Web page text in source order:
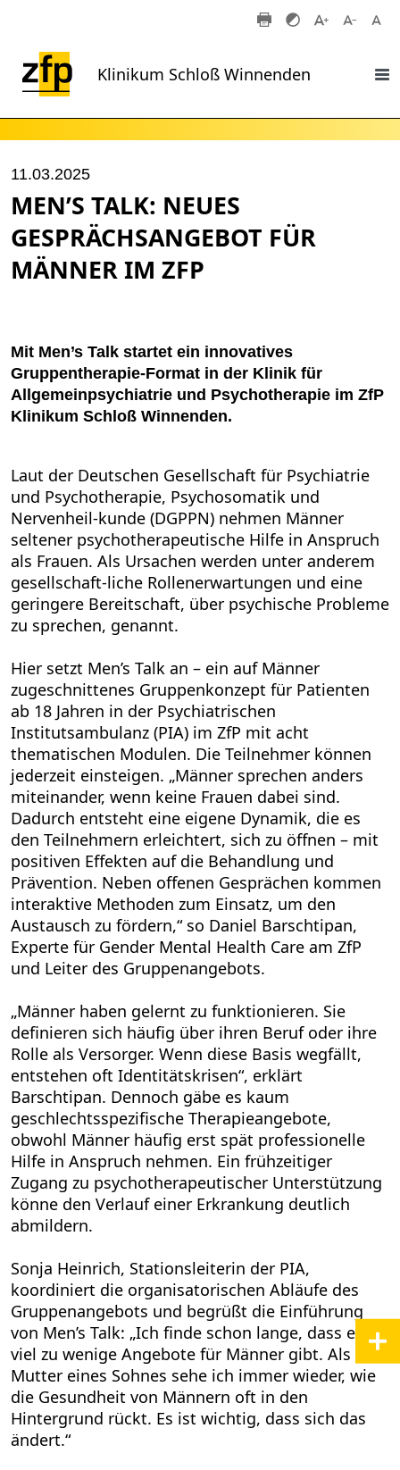
Klinikum Schloß Winnenden
11.03.2025
MEN’S TALK: NEUES
GESPRÄCHSANGEBOT FÜR
MÄNNER IM ZFP
Mit Men’s Talk startet ein innovatives
Gruppentherapie-Format in der Klinik für
Allgemeinpsychiatrie und Psychotherapie im ZfP
Klinikum Schloß Winnenden.
Laut der Deutschen Gesellschaft für Psychiatrie
und Psychotherapie, Psychosomatik und
Nervenheil-kunde (DGPPN) nehmen Männer
seltener psychotherapeutische Hilfe in Anspruch
als Frauen. Als Ursachen werden unter anderem
gesellschaft-liche Rollenerwartungen und eine
geringere Bereitschaft, über psychische Probleme
zu sprechen, genannt.
Hier setzt Men’s Talk an – ein auf Männer
zugeschnittenes Gruppenkonzept für Patienten
ab 18 Jahren in der Psychiatrischen
Institutsambulanz (PIA) im ZfP mit acht
thematischen Modulen. Die Teilnehmer können
jederzeit einsteigen. „Männer sprechen anders
miteinander, wenn keine Frauen dabei sind.
Dadurch entsteht eine eigene Dynamik, die es
den Teilnehmern erleichtert, sich zu öffnen – mit
positiven Effekten auf die Behandlung und
Prävention. Neben offenen Gesprächen kommen
interaktive Methoden zum Einsatz, um den
Austausch zu fördern,“ so Daniel Barschtipan,
Experte für Gender Mental Health Care am ZfP
und Leiter des Gruppenangebots.
„Männer haben gelernt zu funktionieren. Sie
definieren sich häufig über ihren Beruf oder ihre
Rolle als Versorger. Wenn diese Basis wegfällt,
entstehen oft Identitätskrisen“, erklärt
Barschtipan. Dennoch gäbe es kaum
geschlechtsspezifische Therapieangebote,
obwohl Männer häufig erst spät professionelle
Hilfe in Anspruch nehmen. Ein frühzeitiger
Zugang zu psychotherapeutischer Unterstützung
könne den Verlauf einer Erkrankung deutlich
abmildern.
Sonja Heinrich, Stationsleiterin der PIA,
koordiniert die organisatorischen Abläufe des
Gruppenangebots und begrüßt die Einführung
von Men’s Talk: „Ich finde schon lange, dass es
viel zu wenige Angebote für Männer gibt. Als
Mutter eines Sohnes sehe ich immer wieder, wie
die Gesundheit von Männern oft in den
Hintergrund rückt. Es ist wichtig, dass sich das
ändert.“